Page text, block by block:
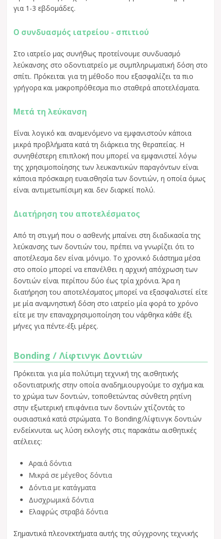
για 1-3 εβδομάδες.
Ο συνδυασμός ιατρείου - σπιτιού
Στο ιατρείο μας συνήθως προτείνουμε συνδυασμό
λεύκανσης στο οδοντιατρείο με συμπληρωματική δόση στο
σπίτι. Πρόκειται για τη μέθοδο που εξασφαλίζει τα πιο
γρήγορα και μακροπρόθεσμα πιο σταθερά αποτελέσματα.
Mετά τη λεύκανση
Είναι λογικό και αναμενόμενο να εμφανιστούν κάποια
μικρά προβλήματα κατά τη διάρκεια της θεραπείας. Η
συνηθέστερη επιπλοκή που μπορεί να εμφανιστεί λόγω
της χρησιμοποίησης των λευκαντικών παραγόντων είναι
κάποια πρόσκαιρη ευαισθησία των δοντιών, η οποία όμως
είναι αντιμετωπίσιμη και δεν διαρκεί πολύ.
Διατήρηση του αποτελέσματος
Από τη στιγμή που ο ασθενής μπαίνει στη διαδικασία της
λεύκανσης των δοντιών του, πρέπει να γνωρίζει ότι το
αποτέλεσμα δεν είναι μόνιμο. Το χρονικό διάστημα μέσα
στο οποίο μπορεί να επανέλθει η αρχική απόχρωση των
δοντιών είναι περίπου δύο έως τρία χρόνια. Άρα η
διατήρηση του αποτελέσματος μπορεί να εξασφαλιστεί είτε
με μία αναμνηστική δόση στο ιατρείο μία φορά το χρόνο
είτε με την επαναχρησιμοποίηση του νάρθηκα κάθε έξι
μήνες για πέντε-έξι μέρες.
Bonding / Λίφτινγκ Δοντιών
Πρόκειται για μία πολύτιμη τεχνική της αισθητικής
οδοντιατρικής στην οποία αναδημιουργούμε το σχήμα και
το χρώμα των δοντιών, τοποθετώντας σύνθετη ρητίνη
στην εξωτερική επιφάνεια των δοντιών χτίζοντάς το
ουσιαστικά κατά στρώματα. Το Bonding/λίφτινγκ δοντιών
ενδείκνυται ως λύση εκλογής στις παρακάτω αισθητικές
ατέλειες:
Αραιά δόντια
Μικρά σε μέγεθος δόντια
Δόντια με κατάγματα
Δυσχρωμικά δόντια
Ελαφρώς στραβά δόντια
Σημαντικά πλεονεκτήματα αυτής της σύγχρονης τεχνικής